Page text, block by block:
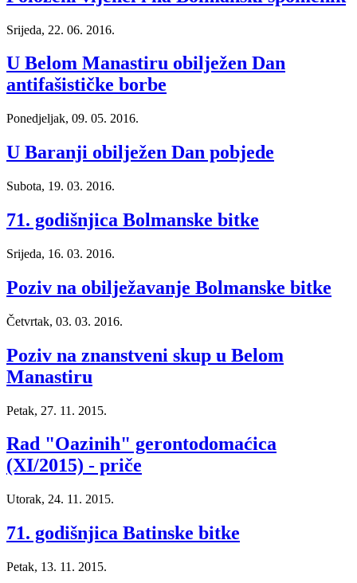
Srijeda, 22. 06. 2016.
U Belom Manastiru obilježen Dan
antifašističke borbe
Ponedjeljak, 09. 05. 2016.
U Baranji obilježen Dan pobjede
Subota, 19. 03. 2016.
71. godišnjica Bolmanske bitke
Srijeda, 16. 03. 2016.
Poziv na obilježavanje Bolmanske bitke
Četvrtak, 03. 03. 2016.
Poziv na znanstveni skup u Belom
Manastiru
Petak, 27. 11. 2015.
Rad "Oazinih" gerontodomaćica
(XI/2015) - priče
Utorak, 24. 11. 2015.
71. godišnjica Batinske bitke
Petak, 13. 11. 2015.